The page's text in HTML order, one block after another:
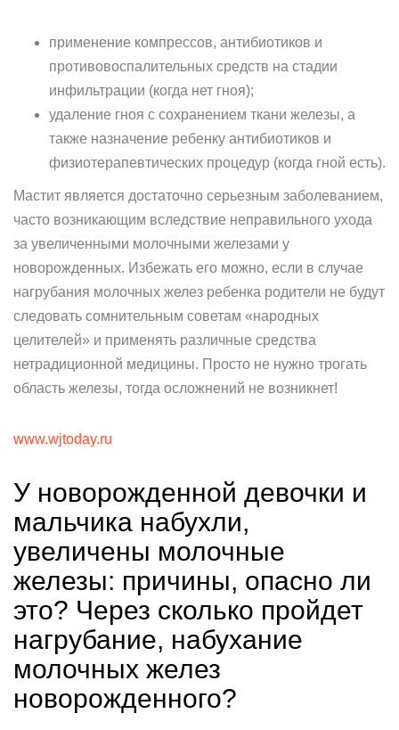
применение компрессов, антибиотиков и
противовоспалительных средств на стадии
инфильтрации (когда нет гноя);
удаление гноя с сохранением ткани железы, а
также назначение ребенку антибиотиков и
физиотерапевтических процедур (когда гной есть).
Мастит является достаточно серьезным заболеванием,
часто возникающим вследствие неправильного ухода
за увеличенными молочными железами у
новорожденных. Избежать его можно, если в случае
нагрубания молочных желез ребенка родители не будут
следовать сомнительным советам «народных
целителей» и применять различные средства
нетрадиционной медицины. Просто не нужно трогать
область железы, тогда осложнений не возникнет!
www.wjtoday.ru
У новорожденной девочки и
мальчика набухли,
увеличены молочные
железы: причины, опасно ли
это? Через сколько пройдет
нагрубание, набухание
молочных желез
новорожденного?